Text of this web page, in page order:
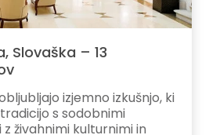
Slovaška – 13
izjemno izkušnjo, ki
s sodobnimi
živahnimi kulturnimi in